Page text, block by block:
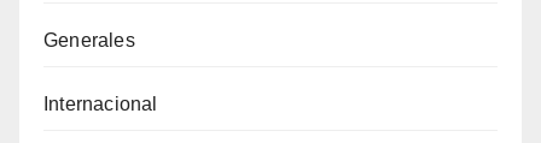
Generales
Internacional